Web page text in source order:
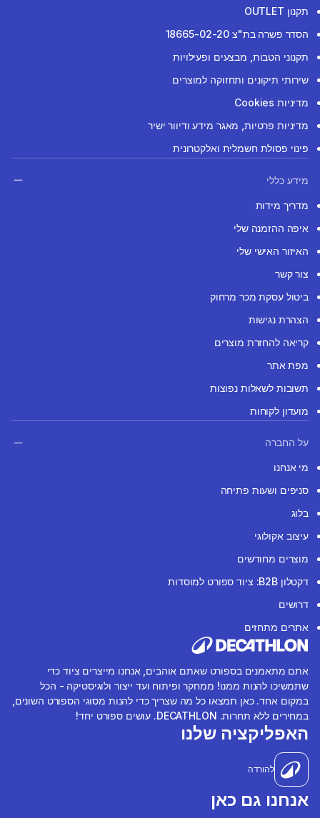
תקנון OUTLET
הסדר פשרה בת"צ 18665-02-20
תקנוני הטבות, מבצעים ופעילויות
שירותי תיקונים ותחזוקה למוצרים
מדיניות Cookies
מדיניות פרטיות, מאגר מידע ודיוור ישיר
פינוי פסולת חשמלית ואלקטרונית
מידע כללי
מדריך מידות
איפה ההזמנה שלי
האיזור האישי שלי
צור קשר
ביטול עסקת מכר מרחוק
הצהרת נגישות
קריאה להחזרת מוצרים
מפת אתר
תשובות לשאלות נפוצות
מועדון לקוחות
על החברה
מי אנחנו
סניפים ושעות פתיחה
בלוג
עיצוב אקולוגי
מוצרים מחודשים
דקטלון B2B: ציוד ספורט למוסדות
דרושים
אתרים מתחזים
אתם מתאמנים בספורט שאתם אוהבים, אנחנו מייצרים ציוד כדי
שתמשיכו להנות ממנו! ממחקר ופיתוח ועד ייצור ולוגיסטיקה - הכל
במקום אחד. כאן תמצאו כל מה שצריך כדי להנות מסוגי הספורט השונים,
במחירים ללא תחרות. DECATHLON. עושים ספורט יחד!
האפליקציה שלנו
להורדה
אנחנו גם כאן